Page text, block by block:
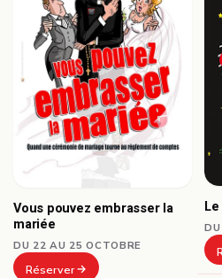
Vous pouvez embrasser la
mariée
DU 22 AU 25 OCTOBRE
Réserver